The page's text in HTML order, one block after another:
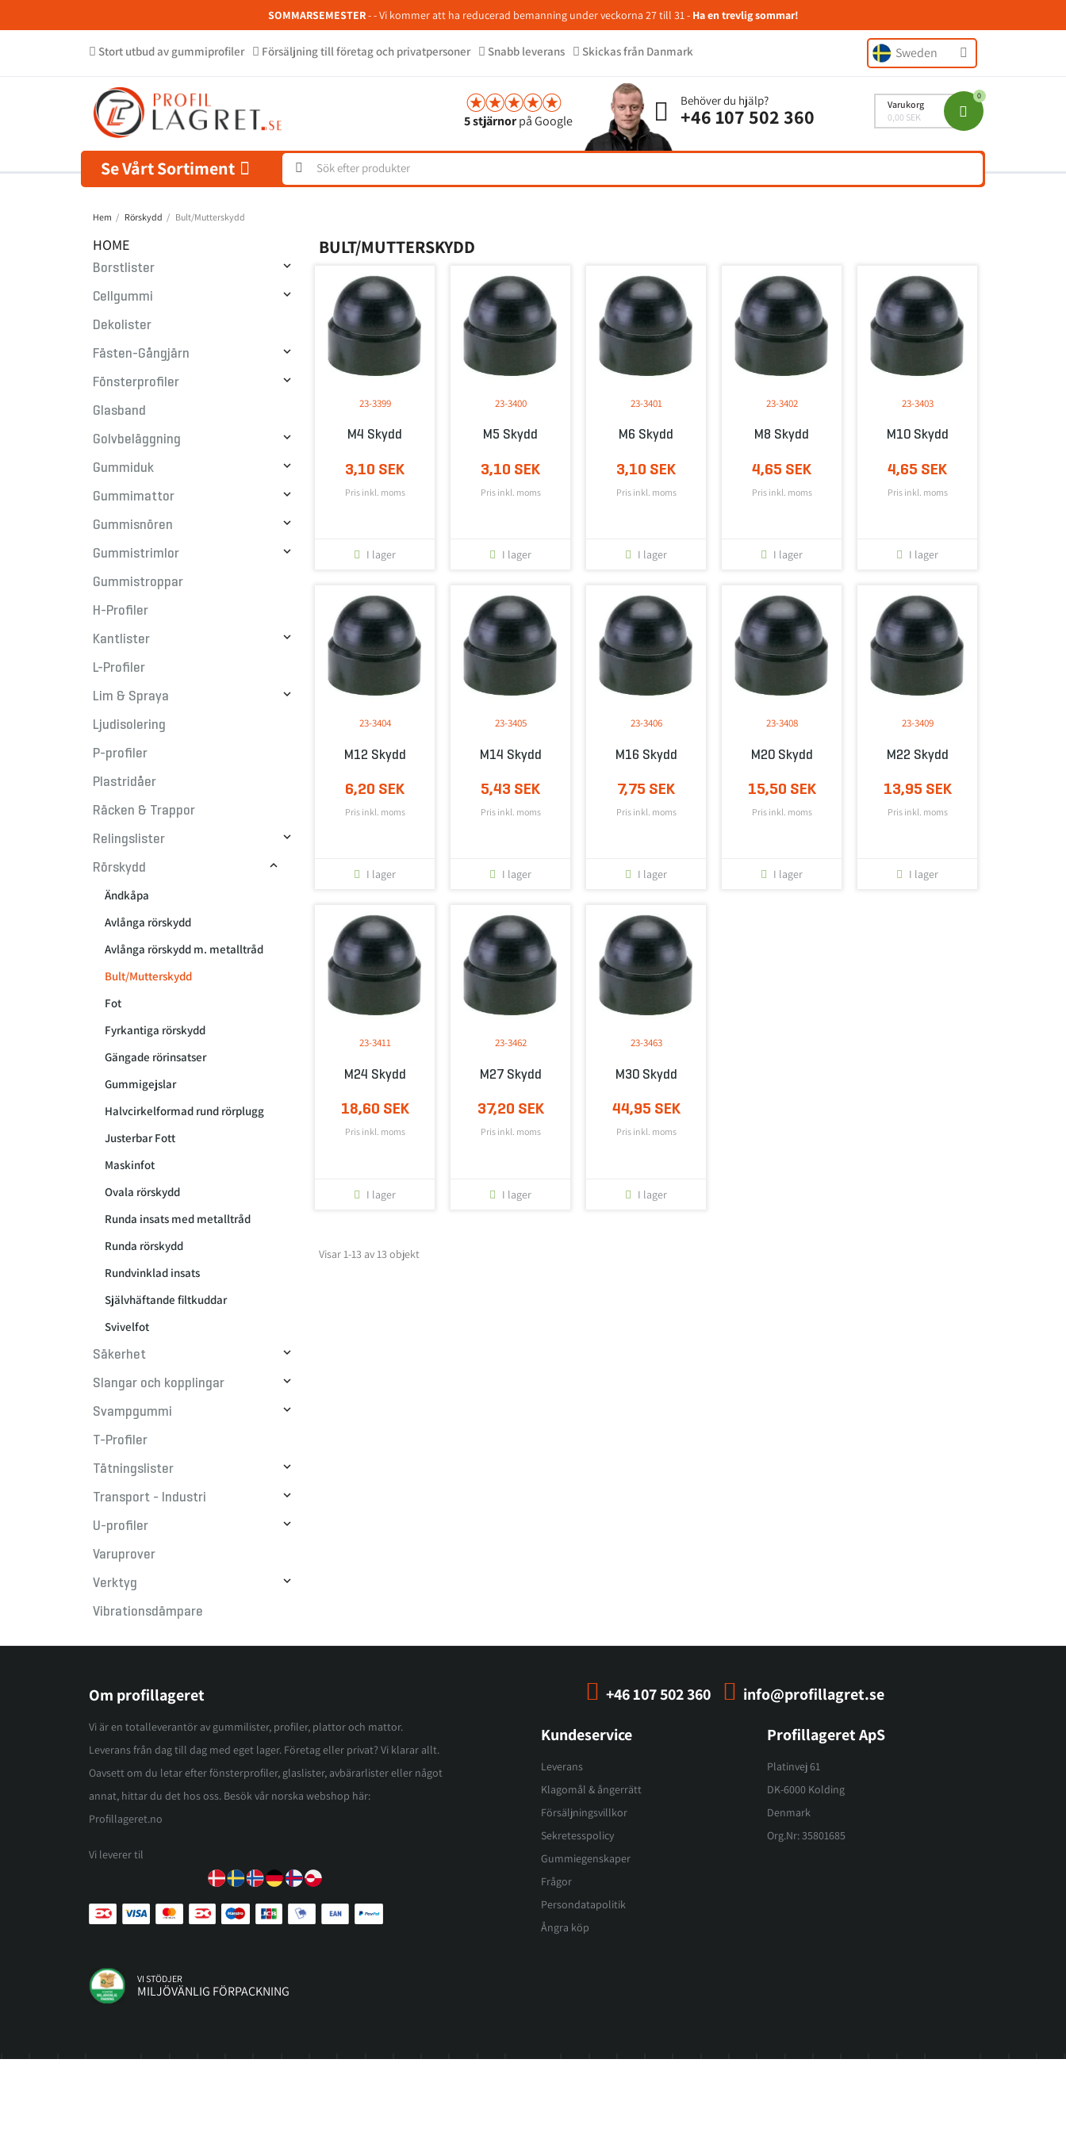
SOMMARSEMESTER- - Vi kommer att ha reducerad bemanning under veckorna 27 till 31 - Ha en trevlig sommar!
Stort utbud av gummiprofiler Försäljning till företag och privatpersoner Snabb leverans Skickas från Danmark Sweden
5 stjärnorpå Google
Behöver du hjälp?
+46 107 502 360
Varukorg
0,00 SEK
Se Vårt Sortiment
Hem Rörskydd Bult/Mutterskydd
HOME
Borstlister 
Cellgummi 
Dekolister
Fästen-Gångjärn

Fönsterprofiler 
Glasband
Golvbeläggning

Gummiduk 
Gummimattor 
Gummisnören 
Gummistrimlor 
Gummistroppar
H-Profiler
Kantlister

L-Profiler
Lim & Spraya

Ljudisolering
P-profiler
Plastridåer
Räcken & Trappor
Relingslister

Rörskydd 
Ändkåpa
Avlånga rörskydd
Avlånga rörskydd m. metalltråd
Bult/Mutterskydd
Fot
Fyrkantiga rörskydd
Gängade rörinsatser
Gummigejslar
Halvcirkelformad rund rörplugg
Justerbar Fott
Maskinfot
Ovala rörskydd
Runda insats med metalltråd
Runda rörskydd
Rundvinklad insats
Självhäftande filtkuddar
Svivelfot
Säkerhet 
Slangar och kopplingar 
Svampgummi 
T-Profiler
Tätningslister

Transport - Industri 
U-profiler 
Varuprover
Verktyg

Vibrationsdämpare
BULT/MUTTERSKYDD
23-3399
M4 Skydd
3,10 SEK
Pris inkl. moms
I lager
23-3400
M5 Skydd
3,10 SEK
Pris inkl. moms
I lager
23-3401
M6 Skydd
3,10 SEK
Pris inkl. moms
I lager
23-3402
M8 Skydd
4,65 SEK
Pris inkl. moms
I lager
23-3403
M10 Skydd
4,65 SEK
Pris inkl. moms
I lager
23-3404
M12 Skydd
6,20 SEK
Pris inkl. moms
I lager
23-3405
M14 Skydd
5,43 SEK
Pris inkl. moms
I lager
23-3406
M16 Skydd
7,75 SEK
Pris inkl. moms
I lager
23-3408
M20 Skydd
15,50 SEK
Pris inkl. moms
I lager
23-3409
M22 Skydd
13,95 SEK
Pris inkl. moms
I lager
23-3411
M24 Skydd
18,60 SEK
Pris inkl. moms
I lager
23-3462
M27 Skydd
37,20 SEK
Pris inkl. moms
I lager
23-3463
M30 Skydd
44,95 SEK
Pris inkl. moms
I lager
Visar 1-13 av 13 objekt
+46 107 502 360 info@profillagret.se
Om profillageret
Vi är en totalleverantör av gummilister, profiler, plattor och mattor.
Leverans från dag till dag med eget lager. Företag eller privat? Vi klarar allt.
Oavsett om du letar efter fönsterprofiler, glaslister, avbärarlister eller något
annat, hittar du det hos oss. Besök vår norska webshop här:
Profillageret.no
Vi leverer til
Kundeservice
Leverans
Klagomål & ångerrätt
Försäljningsvillkor
Sekretesspolicy
Gummiegenskaper
Frågor
Persondatapolitik
Ångra köp
Profillageret ApS
Platinvej 61
DK-6000 Kolding
Denmark
Org.Nr: 35801685
VI STÖDJER
MILJÖVÄNLIG FÖRPACKNING